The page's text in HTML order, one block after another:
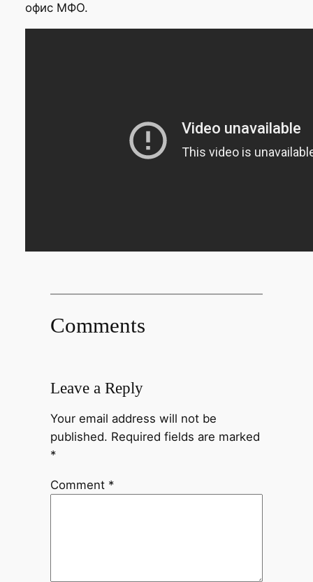
офис МФО.
Comments
Leave a Reply
Your email address will not be
published. Required fields are marked
*
Comment *